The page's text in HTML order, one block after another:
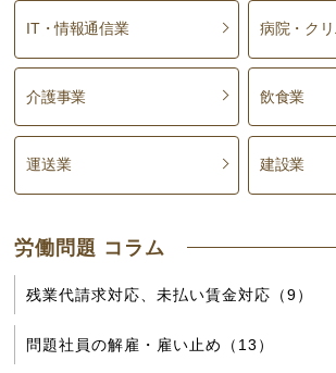
IT・情報通信業 病院・ク
介護事業 飲食業
運送業 建設業
労働問題 コラム
残業代請求対応、未払い賃金対応（9）
問題社員の解雇・雇い止め（13）